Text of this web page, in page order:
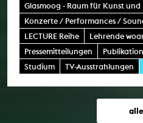
Glasmoog - Raum für Kunst und
Konzerte / Performances /
LECTURE Reihe
Lehrende
Pressemitteilungen
Studium
TV-Ausstrahlungen
alle